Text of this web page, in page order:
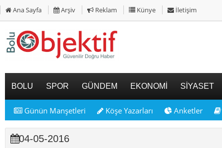
Ana Sayfa Arşiv Reklam Künye İletişim
BOLU SPOR GÜNDEM EKONOMİ SİYASET
Günün Manşetleri Köşe Yazarları Anketler
04-05-2016